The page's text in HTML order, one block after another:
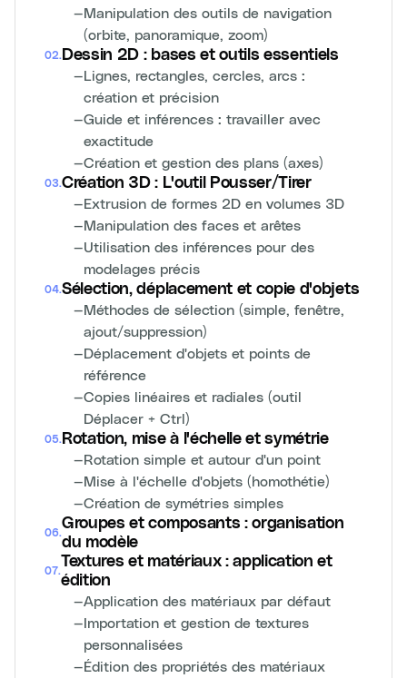
—Manipulation des outils de navigation
(orbite, panoramique, zoom)
02. Dessin 2D : bases et outils essentiels
—Lignes, rectangles, cercles, arcs :
création et précision
—Guide et inférences : travailler avec
exactitude
—Création et gestion des plans (axes)
03.Création 3D : L'outil Pousser/Tirer
—Extrusion de formes 2D en volumes 3D
—Manipulation des faces et arêtes
—Utilisation des inférences pour des
modelages précis
04.Sélection, déplacement et copie d'objets
—Méthodes de sélection (simple, fenêtre,
ajout/suppression)
—Déplacement d'objets et points de
référence
—Copies linéaires et radiales (outil
Déplacer + Ctrl)
05. Rotation, mise à l'échelle et symétrie
—Rotation simple et autour d'un point
—Mise à l'échelle d'objets (homothétie)
—Création de symétries simples
06.
Groupes et composants : organisation
du modèle
07.
Textures et matériaux : application et
édition
—Application des matériaux par défaut
—Importation et gestion de textures
personnalisées
—Édition des propriétés des matériaux